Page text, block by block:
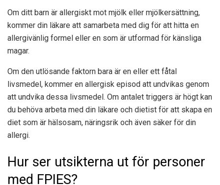
Om ditt barn är allergiskt mot mjölk eller mjölkersättning,
kommer din läkare att samarbeta med dig för att hitta en
allergivänlig formel eller en som är utformad för känsliga
magar.
Om den utlösande faktorn bara är en eller ett fåtal
livsmedel, kommer en allergisk episod att undvikas genom
att undvika dessa livsmedel. Om antalet triggers är högt kan
du behöva arbeta med din läkare och dietist för att skapa en
diet som är hälsosam, näringsrik och även säker för din
allergi.
Hur ser utsikterna ut för personer
med FPIES?